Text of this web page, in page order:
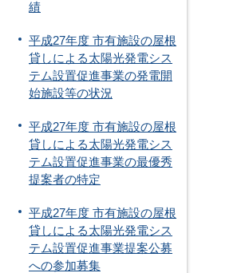
績
平成27年度 市有施設の屋根
貸しによる太陽光発電シス
テム設置促進事業の発電開
始施設等の状況
平成27年度 市有施設の屋根
貸しによる太陽光発電シス
テム設置促進事業の最優秀
提案者の特定
平成27年度 市有施設の屋根
貸しによる太陽光発電シス
テム設置促進事業提案公募
への参加募集